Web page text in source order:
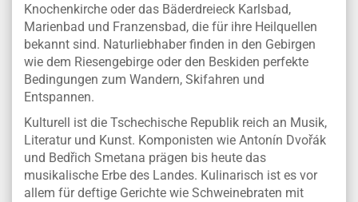
Knochenkirche oder das Bäderdreieck Karlsbad,
Marienbad und Franzensbad, die für ihre Heilquellen
bekannt sind. Naturliebhaber finden in den Gebirgen
wie dem Riesengebirge oder den Beskiden perfekte
Bedingungen zum Wandern, Skifahren und
Entspannen.
Kulturell ist die Tschechische Republik reich an Musik,
Literatur und Kunst. Komponisten wie Antonín Dvořák
und Bedřich Smetana prägen bis heute das
musikalische Erbe des Landes. Kulinarisch ist es vor
allem für deftige Gerichte wie Schweinebraten mit